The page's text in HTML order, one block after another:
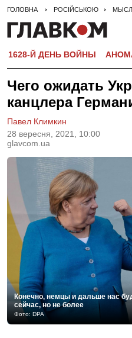
ГОЛОВНА РОСІЙСЬКОЮ
1628-Й ДЕНЬ ВОЙНЫ
Чего ожидать
канцлера
28 вересня, 2021, 10:00
glavcom.ua
Павел Климкин
Конечно, немцы и дальше нас
сейчас, но не более
Фото: DPA